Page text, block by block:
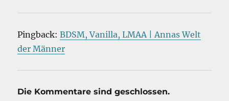
Pingback:BDSM, Vanilla, LMAA | Annas Welt
der Männer
Die Kommentare sind geschlossen.